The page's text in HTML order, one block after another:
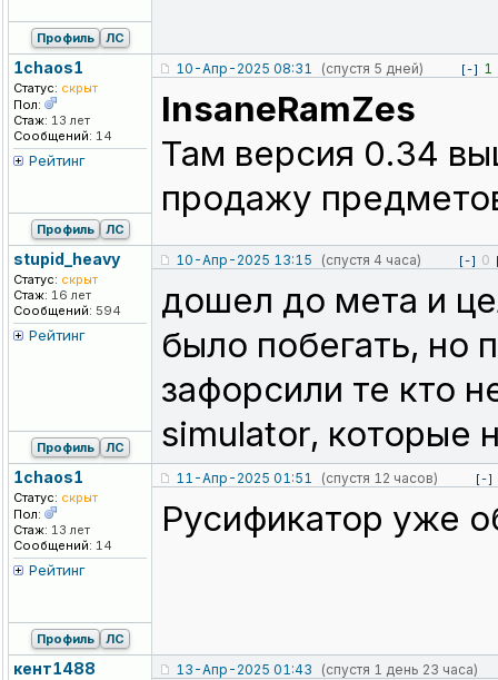
Профиль ЛС
1chaos1
Статус: скрыт
Пол:
Стаж: 13 лет
Сообщений: 14
Рейтинг
10-Апр-2025 08:31 (спустя 5 дней) [-] 1
InsaneRamZes
Там версия 0.34
продажу
Профиль ЛС
stupid_heavy
Статус: скрыт
Стаж: 16 лет
Сообщений: 594
Рейтинг
10-Апр-2025 13:15 (спустя 4 часа) [-] 0
дошел до мета и
было побегать, но
зафорсили те кто
simulator, которые
Профиль ЛС
1chaos1
Статус: скрыт
Пол:
Стаж: 13 лет
Сообщений: 14
Рейтинг
11-Апр-2025 01:51 (спустя 12 часов) [-]
Русификатор уже
Профиль ЛС
кент1488 13-Апр-2025 01:43 (спустя 1 день 23 часа)